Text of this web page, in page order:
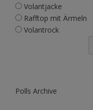
Volantjacke
Rafftop mit Ärmeln
Volantrock
Polls Archive